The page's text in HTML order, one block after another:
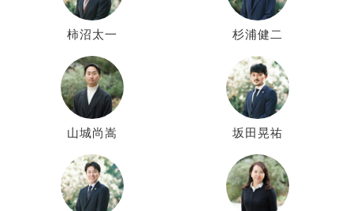
柿沼太一 杉浦健二
山城尚嵩 坂田晃祐